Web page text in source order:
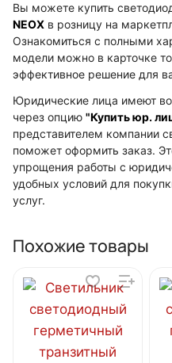
Вы можете купить
NEOX в розницу на
Ознакомиться с полными
модели можно в карточке
эффективное решение для
Юридические лица имеют
через опцию "Купить юр.
представителем компании
поможет оформить заказ.
упрощения работы с
удобных условий для
услуг.
Похожие товары